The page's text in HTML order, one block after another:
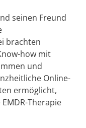
seinen Freund
brachten
how mit
und
Online-
ermöglicht,
Therapie